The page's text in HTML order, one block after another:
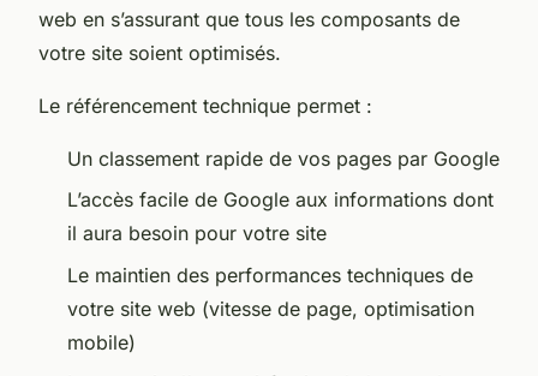
web en s’assurant que tous les composants de
votre site soient optimisés.
Le référencement technique permet :
Un classement rapide de vos pages par Google
L’accès facile de Google aux informations dont
il aura besoin pour votre site
Le maintien des performances techniques de
votre site web (vitesse de page, optimisation
mobile)